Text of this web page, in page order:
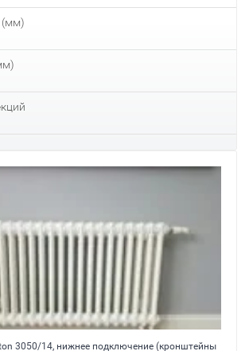
(мм)
3050/14, нижнее подключение (кронштейны